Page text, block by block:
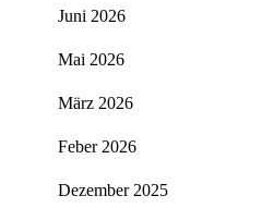
Juni 2026
Mai 2026
März 2026
Feber 2026
Dezember 2025